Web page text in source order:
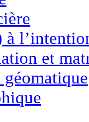
à
et
géomatique